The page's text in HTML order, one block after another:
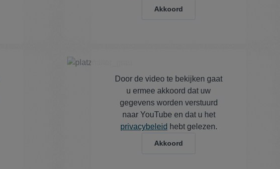
Akkoord
Door de video te bekijken gaat
u ermee akkoord dat uw
gegevens worden verstuurd
naar YouTube en dat u het
privacybeleid hebt gelezen.
Akkoord